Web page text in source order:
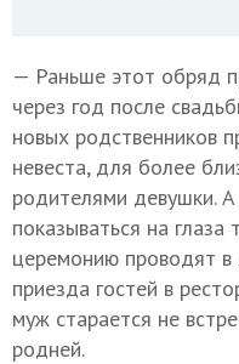
— Раньше этот обряд
через год после
новых родственников
невеста, для более
родителями девушки.
показываться на
церемонию проводят
приезда гостей в
муж старается не
родней.